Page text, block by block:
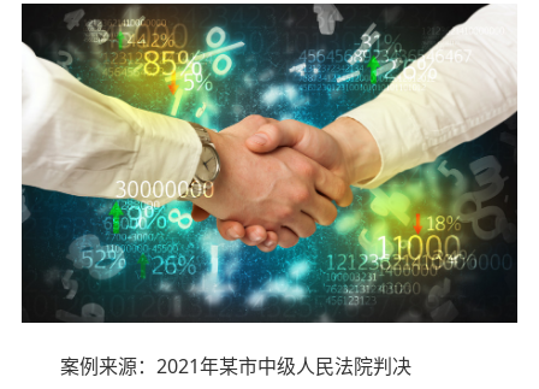
案例来源：2021年某市中级人民法院判决